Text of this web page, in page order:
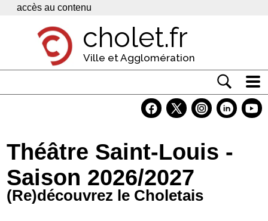
Panneau de gestion des cookies
accès au contenu
cholet.fr
Ville et Agglomération
Economie
Services
Contacts
Théâtre Saint-Louis -
Saison 2026/2027
(Re)découvrez le Choletais